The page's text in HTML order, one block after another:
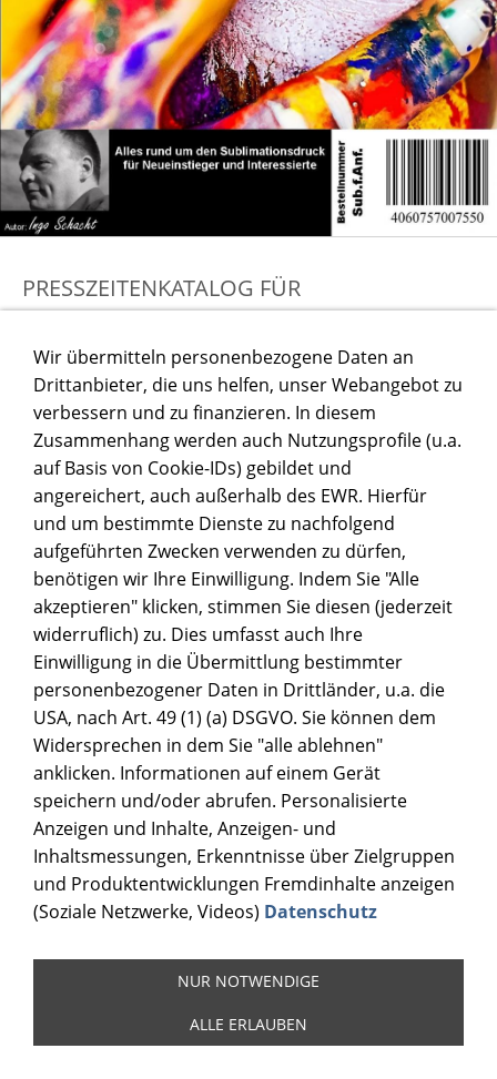
PRESSZEITENKATALOG FÜR
Wir übermitteln personenbezogene Daten an
Drittanbieter, die uns helfen, unser Webangebot zu
verbessern und zu finanzieren. In diesem
Zusammenhang werden auch Nutzungsprofile (u.a.
auf Basis von Cookie-IDs) gebildet und
angereichert, auch außerhalb des EWR. Hierfür
und um bestimmte Dienste zu nachfolgend
aufgeführten Zwecken verwenden zu dürfen,
benötigen wir Ihre Einwilligung. Indem Sie "Alle
akzeptieren" klicken, stimmen Sie diesen (jederzeit
widerruflich) zu. Dies umfasst auch Ihre
Einwilligung in die Übermittlung bestimmter
personenbezogener Daten in Drittländer, u.a. die
USA, nach Art. 49 (1) (a) DSGVO. Sie können dem
Widersprechen in dem Sie "alle ablehnen"
anklicken. Informationen auf einem Gerät
speichern und/oder abrufen. Personalisierte
Anzeigen und Inhalte, Anzeigen- und
Inhaltsmessungen, Erkenntnisse über Zielgruppen
und Produktentwicklungen Fremdinhalte anzeigen
(Soziale Netzwerke, Videos) Datenschutz
NUR NOTWENDIGE
ALLE ERLAUBEN